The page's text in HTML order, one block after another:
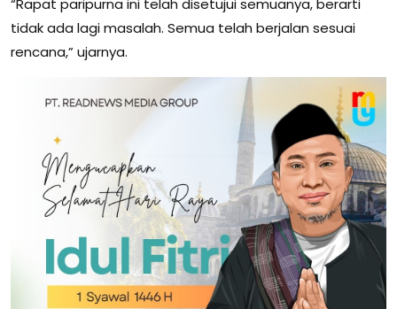
“Rapat paripurna ini telah disetujui semuanya, berarti
tidak ada lagi masalah. Semua telah berjalan sesuai
rencana,” ujarnya.